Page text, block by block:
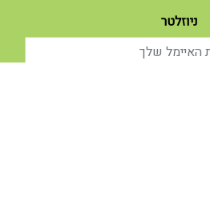
ניוזלטר